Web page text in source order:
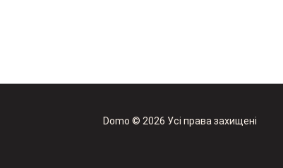
Domo © 2026 Усі права захищені